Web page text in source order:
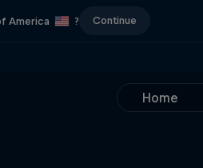
America ? Continue
Home